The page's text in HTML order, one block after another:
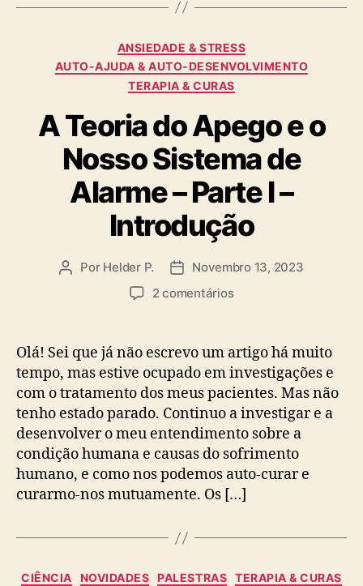
–
Começo
da
Cura
Categorias
ANSIEDADE & STRESS
AUTO-AJUDA & AUTO-DESENVOLVIMENTO
TERAPIA & CURAS
A Teoria do Apego e o
Nosso Sistema de
Alarme – Parte I –
Introdução
Autor
Por Helder P.
DataNovembro 13, 2023
2 comentáriosem
do
Apego
e
o
Nosso
Sistema
de
Alarme
Parte
–
Olá! Sei que já não escrevo um artigo há muito
tempo, mas estive ocupado em investigações e
com o tratamento dos meus pacientes. Mas não
tenho estado parado. Continuo a investigar e a
desenvolver o meu entendimento sobre a
condição humana e causas do sofrimento
humano, e como nos podemos auto-curar e
curarmo-nos mutuamente. Os […]
Categorias
CIÊNCIA NOVIDADES PALESTRAS TERAPIA & CURAS